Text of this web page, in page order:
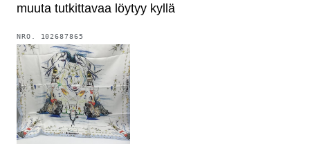
muuta tutkittavaa löytyy kyllä
NRO. 102687865